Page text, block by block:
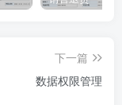
下一篇
数据权限管理